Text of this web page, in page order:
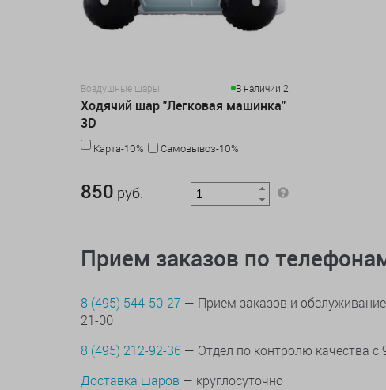
Воздушные шары В наличии 2
Ходячий шар "Легковая машинка"
3D
Карта-10%
Самовывоз-10%
850 руб.
Прием заказов по
8 (495) 544-50-27 — Прием заказов и
21-00
8 (495) 212-92-36 — Отдел по контролю качества с
Доставка шаров — круглосуточно